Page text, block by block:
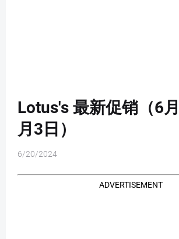
Lotus's 最新促销（6
月3日）
6/20/2024
ADVERTISEMENT